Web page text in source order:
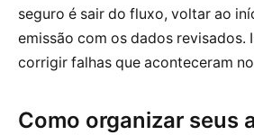
seguro é sair do fluxo, voltar ao
emissão com os dados revisados.
corrigir falhas que aconteceram
Como organizar seus